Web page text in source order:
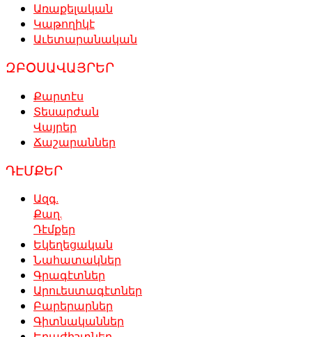
Առաքելական
Կաթողիկէ
Աւետարանական
ԶԲՕՍԱՎԱՅՐԵՐ
Քարտէս
Տեսարժան
Վայրեր
Ճաշարաններ
ԴԷՄՔԵՐ
Ազգ.
Քաղ.
Դէմքեր
Եկեղեցական
Նահատակներ
Գրագէտներ
Արուեստագէտներ
Բարերարներ
Գիտնականներ